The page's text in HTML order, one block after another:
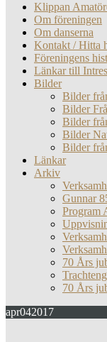
Klippan
Om föreningen
Om danserna
Kontakt / Hitta
Föreningens
Länkar till
Bilder
Bilder
Bilder
Bilder
Bilder
Bilder
Länkar
Arkiv
Gunnar
Program
70 Års
70 Års
apr042017